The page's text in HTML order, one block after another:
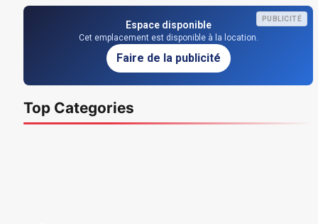
PUBLICITÉ
Espace disponible
Cet emplacement est disponible à la location.
Faire de la publicité
Top Categories